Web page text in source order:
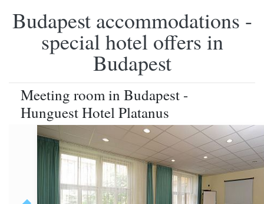
Budapest accommodations -
special hotel offers in
Budapest
Meeting room in Budapest -
Hunguest Hotel Platanus